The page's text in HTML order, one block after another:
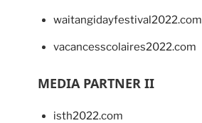
waitangidayfestival2022.com
vacancesscolaires2022.com
MEDIA PARTNER II
isth2022.com